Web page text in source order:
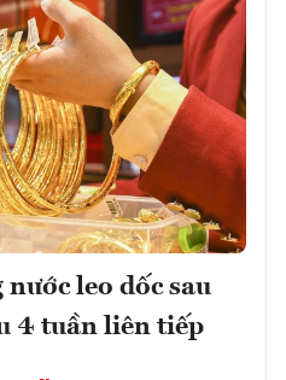
leo dốc sau
4 tuần liên tiếp